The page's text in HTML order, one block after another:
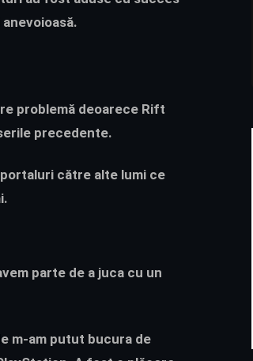
problemă deoarece Rift
precedente.
către alte lumi ce
parte de a juca cu un
m-am putut bucura de